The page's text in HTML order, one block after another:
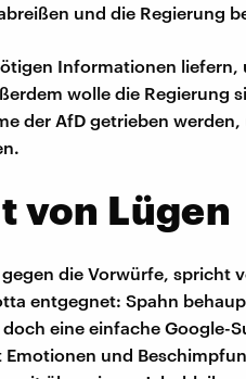
und die Regierung
Informationen
wolle die Regierung
der AfD getrieben
von Lügen
die Vorwürfe, spricht
entgegnet: Spahn
eine einfache Google-
und